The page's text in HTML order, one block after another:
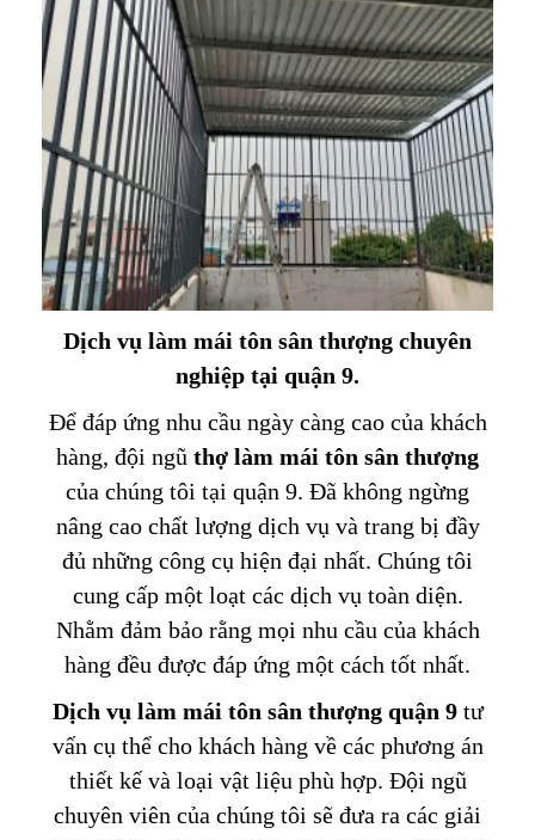
Dịch vụ làm mái tôn sân thượng chuyên
nghiệp tại quận 9.
Để đáp ứng nhu cầu ngày càng cao của khách
hàng, đội ngũ thợ làm mái tôn sân thượng
của chúng tôi tại quận 9. Đã không ngừng
nâng cao chất lượng dịch vụ và trang bị đầy
đủ những công cụ hiện đại nhất. Chúng tôi
cung cấp một loạt các dịch vụ toàn diện.
Nhằm đảm bảo rằng mọi nhu cầu của khách
hàng đều được đáp ứng một cách tốt nhất.
Dịch vụ làm mái tôn sân thượng quận 9tư
vấn cụ thể cho khách hàng về các phương án
thiết kế và loại vật liệu phù hợp. Đội ngũ
chuyên viên của chúng tôi sẽ đưa ra các giải